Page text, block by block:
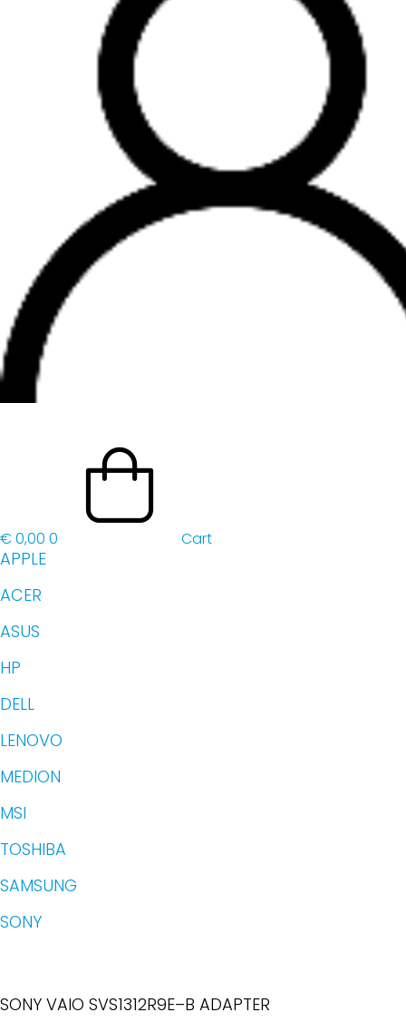
€0,00 0 Cart
APPLE
ACER
ASUS
HP
DELL
LENOVO
MEDION
MSI
TOSHIBA
SAMSUNG
SONY
SONY VAIO SVS1312R9E–B ADAPTER